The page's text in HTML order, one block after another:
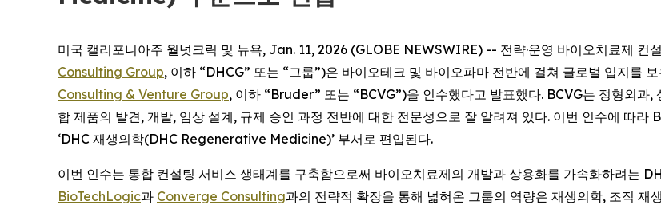
미국 캘리포니아주 월넛크릭 및 뉴욕, Jan. 11, 2026 (GLOBE NEWSWIRE) -- 전략·운영 바이오치료제 컨
Consulting Group, 이하 “DHCG” 또는 “그룹”)은 바이오테크 및 바이오파마 전반에 걸쳐 글로벌 입지를
Consulting & Venture Group, 이하 “Bruder” 또는 “BCVG”)을 인수했다고 발표했다. BCVG는 정형외과,
합 제품의 발견, 개발, 임상 설계, 규제 승인 과정 전반에 대한 전문성으로 잘 알려져 있다. 이번 인수에 따
‘DHC 재생의학(DHC Regenerative Medicine)’ 부서로 편입된다.
이번 인수는 통합 컨설팅 서비스 생태계를 구축함으로써 바이오치료제의 개발과 상용화를 가속화하려는
BioTechLogic과 Converge Consulting과의 전략적 확장을 통해 넓혀온 그룹의 역량은 재생의학, 조직